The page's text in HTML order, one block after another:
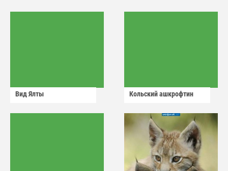
Вид Ялты Кольский ашкрофтин